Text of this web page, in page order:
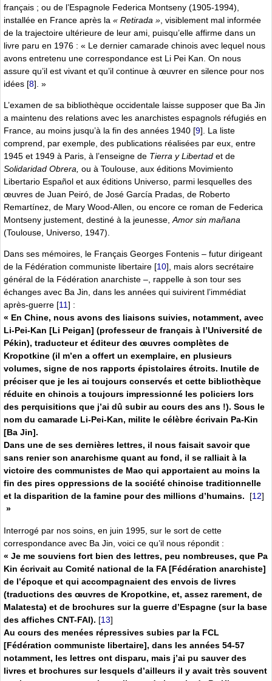
français ; ou de l’Espagnole Federica Montseny (1905-1994),
installée en France après la « Retirada » , visiblement mal informée
de la trajectoire ultérieure de leur ami, puisqu’elle affirme dans un
livre paru en 1976 : « Le dernier camarade chinois avec lequel nous
avons entretenu une correspondance est Li Pei Kan. On nous
assure qu’il est vivant et qu’il continue à œuvrer en silence pour nos
idées [8] . »
L’examen de sa bibliothèque occidentale laisse supposer que Ba Jin
a maintenu des relations avec les anarchistes espagnols réfugiés en
France, au moins jusqu’à la fin des années 1940 [9] . La liste
comprend, par exemple, des publications réalisées par eux, entre
1945 et 1949 à Paris, à l’enseigne de Tierra y Libertad et de
Solidaridad Obrera, ou à Toulouse, aux éditions Movimiento
Libertario Español et aux éditions Universo, parmi lesquelles des
œuvres de Juan Peiró, de José García Pradas, de Roberto
Remartínez, de Mary Wood-Allen, ou encore ce roman de Federica
Montseny justement, destiné à la jeunesse, Amor sin mañana
(Toulouse, Universo, 1947).
Dans ses mémoires, le Français Georges Fontenis – futur dirigeant
de la Fédération communiste libertaire [10], mais alors secrétaire
général de la Fédération anarchiste –, rappelle à son tour ses
échanges avec Ba Jin, dans les années qui suivirent l’immédiat
après-guerre [11] :
« En Chine, nous avons des liaisons suivies, notamment, avec
Li-Pei-Kan [Li Peigan] (professeur de français à l’Université de
Pékin), traducteur et éditeur des œuvres complètes de
Kropotkine (il m’en a offert un exemplaire, en plusieurs
volumes, signe de nos rapports épistolaires étroits. Inutile de
préciser que je les ai toujours conservés et cette bibliothèque
réduite en chinois a toujours impressionné les policiers lors
des perquisitions que j’ai dû subir au cours des ans !). Sous le
nom du camarade Li-Pei-Kan, milite le célèbre écrivain Pa-Kin
[Ba Jin].
Dans une de ses dernières lettres, il nous faisait savoir que
sans renier son anarchisme quant au fond, il se ralliait à la
victoire des communistes de Mao qui apportaient au moins la
fin des pires oppressions de la société chinoise traditionnelle
et la disparition de la famine pour des millions d’humains.
[12]
»
Interrogé par nos soins, en juin 1995, sur le sort de cette
correspondance avec Ba Jin, voici ce qu’il nous répondit :
« Je me souviens fort bien des lettres, peu nombreuses, que Pa
Kin écrivait au Comité national de la FA [Fédération anarchiste]
de l’époque et qui accompagnaient des envois de livres
(traductions des œuvres de Kropotkine, et, assez rarement, de
Malatesta) et de brochures sur la guerre d’Espagne (sur la base
des affiches CNT-FAI). [13]
Au cours des menées répressives subies par la FCL
[Fédération communiste libertaire], dans les années 54-57
notamment, les lettres ont disparu, mais j’ai pu sauver des
livres et brochures sur lesquels d’ailleurs il y avait très souvent